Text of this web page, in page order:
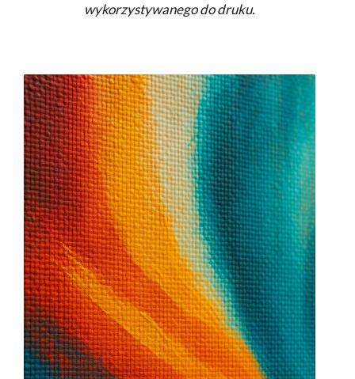
wykorzystywanego do druku.